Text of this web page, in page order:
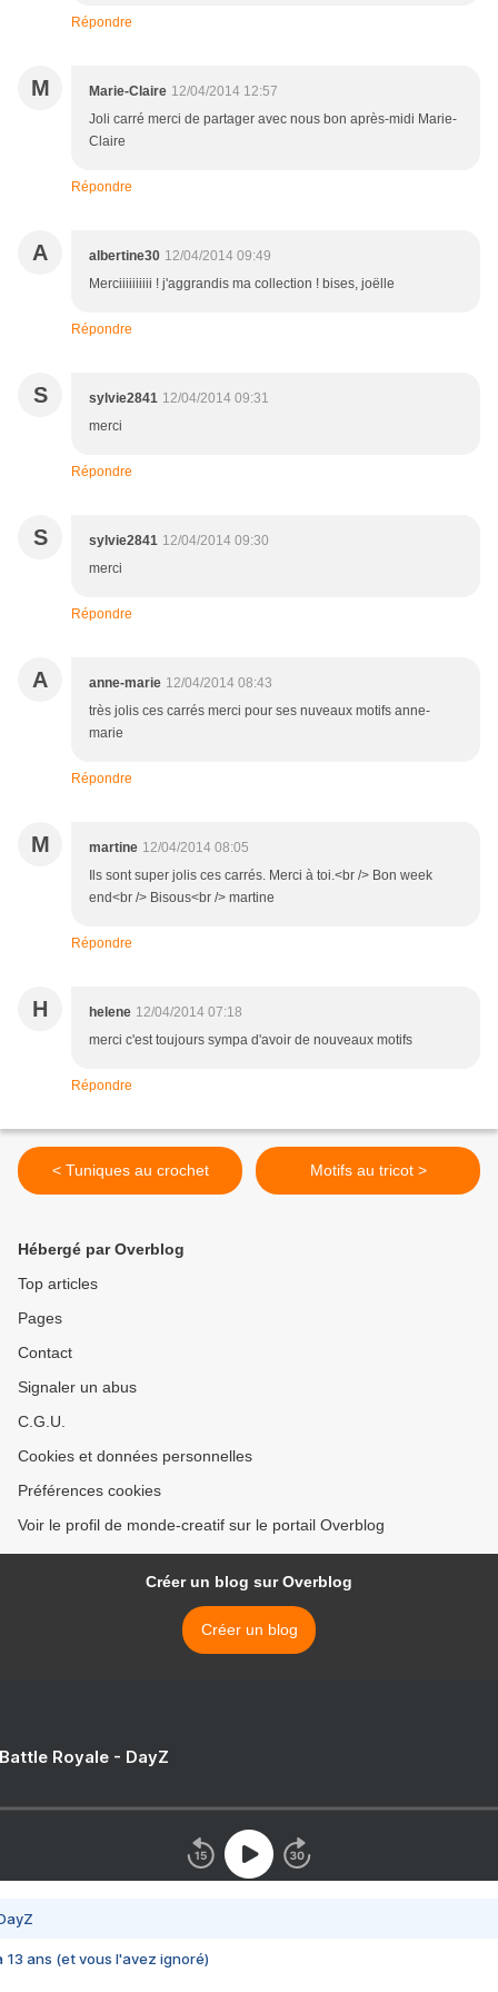
Répondre
M Marie-Claire 12/04/2014 12:57
Joli carré merci de partager avec nous bon après-midi Marie-
Claire
Répondre
A albertine30 12/04/2014 09:49
Merciiiiiiiiii ! j'aggrandis ma collection ! bises, joëlle
Répondre
S sylvie2841 12/04/2014 09:31
merci
Répondre
S sylvie2841 12/04/2014 09:30
merci
Répondre
A anne-marie 12/04/2014 08:43
très jolis ces carrés merci pour ses nuveaux motifs anne-
marie
Répondre
M martine 12/04/2014 08:05
Ils sont super jolis ces carrés. Merci à toi.<br /> Bon week
end<br /> Bisous<br /> martine
Répondre
H helene 12/04/2014 07:18
merci c'est toujours sympa d'avoir de nouveaux motifs
Répondre
< Tuniques au crochet Motifs au tricot >
Hébergé par Overblog
Top articles
Pages
Contact
Signaler un abus
C.G.U.
Cookies et données personnelles
Préférences cookies
Voir le profil de monde-creatif sur le portail Overblog
Créer un blog sur Overblog
Créer un blog
Royale - DayZ
13 ans (et vous l'avez ignoré)